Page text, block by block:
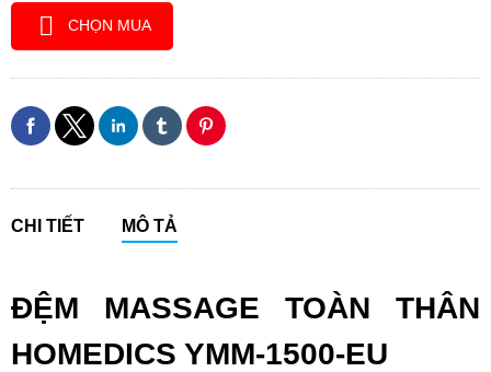
CHỌN MUA
CHI TIẾT MÔ TẢ
ĐỆM MASSAGE TOÀN THÂN
HOMEDICS YMM-1500-EU